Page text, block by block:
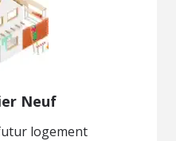
Neuf
logement